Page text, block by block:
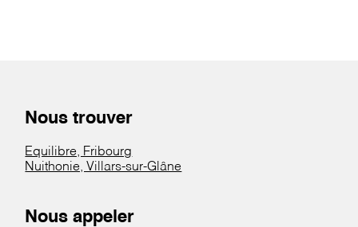
Nous trouver
Equilibre, Fribourg
Nuithonie, Villars-sur-Glâne
Nous appeler